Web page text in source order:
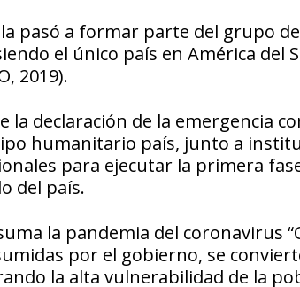
pasó a formar parte del grupo
el único país en América del
2019).
la declaración de la emergencia
humanitario país, junto a
para ejecutar la primera
del país.
la pandemia del coronavirus
por el gobierno, se
la alta vulnerabilidad de la